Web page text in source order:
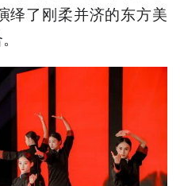
绎了刚柔并济的东方美